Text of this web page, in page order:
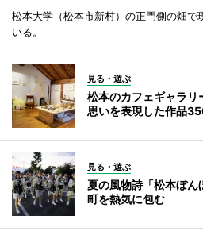
松本大学（松本市新村）の正門側の畑で
いる。
見る・遊ぶ
松本のカフェギャラ
思いを表現した作品
見る・遊ぶ
夏の風物詩「松本ぼ
町を熱気に包む